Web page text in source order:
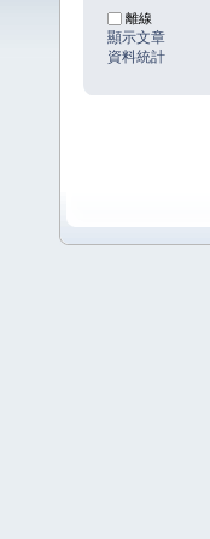
離線
顯示文章
資料統計